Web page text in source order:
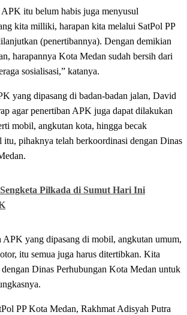
itu belum habis juga menyusul
kita milliki, harapan kita melalui SatPol PP
(penertibannya). Dengan demikian
harapannya Kota Medan sudah bersih dari
sosialisasi,” katanya.
yang dipasang di badan-badan jalan, David
agar penertiban APK juga dapat dilakukan
mobil, angkutan kota, hingga becak
itu, pihaknya telah berkoordinasi dengan Dinas
Pilkada di Sumut Hari Ini
APK yang dipasang di mobil, angkutan umum,
itu semua juga harus ditertibkan. Kita
Dinas Perhubungan Kota Medan untuk
PP Kota Medan, Rakhmat Adisyah Putra